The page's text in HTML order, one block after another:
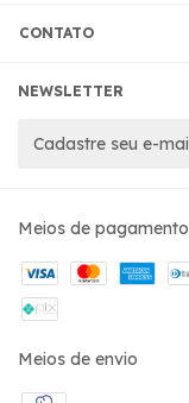
CONTATO
NEWSLETTER
Meios de pagamento
Meios de envio